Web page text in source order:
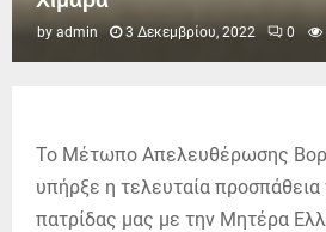
by admin 3 Δεκεμβρίου, 2022 0
Το Μέτωπο Απελευθέρωσης
υπήρξε η τελευταία προσπάθεια
πατρίδας μας με την Μητέρα